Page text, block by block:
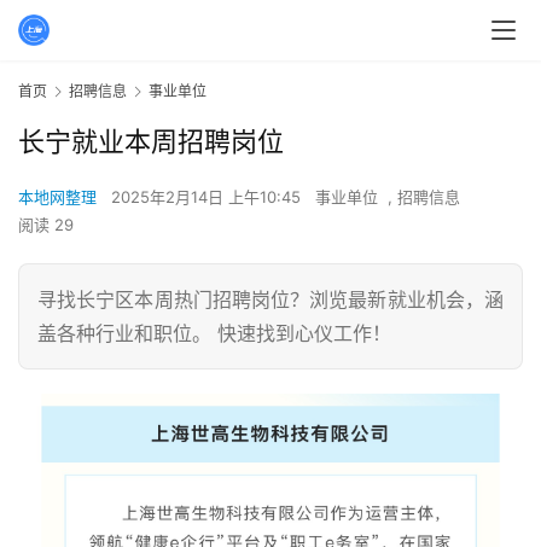
首页 招聘信息 事业单位
长宁就业本周招聘岗位
本地网整理 2025年2月14日 上午10:45 事业单位 , 招聘信息
阅读 29
寻找长宁区本周热门招聘岗位？浏览最新就业机会，涵
盖各种行业和职位。 快速找到心仪工作！